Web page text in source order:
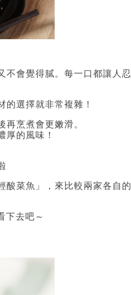
不會覺得膩。每一口都讓人忍
選擇就非常複雜！
烹煮會更嫩滑。
厚的風味！
酸菜魚」，來比較兩家各自的
下去吧～